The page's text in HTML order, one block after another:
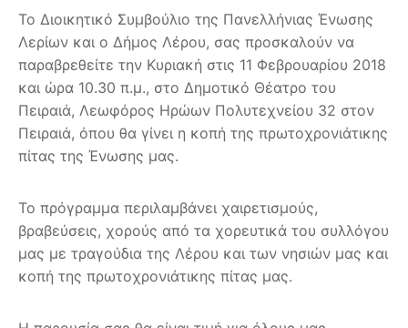
Το Διοικητικό Συμβούλιο της Πανελλήνιας Ένωσης
Λερίων και ο Δήμος Λέρου, σας προσκαλούν να
παραβρεθείτε την Κυριακή στις 11 Φεβρουαρίου 2018
και ώρα 10.30 π.μ., στo Δημοτικό Θέατρο του
Πειραιά, Λεωφόρος Ηρώων Πολυτεχνείου 32 στον
Πειραιά, όπου θα γίνει η κοπή της πρωτοχρονιάτικης
πίτας της Ένωσης μας.
Το πρόγραμμα περιλαμβάνει χαιρετισμούς,
βραβεύσεις, χορούς από τα χορευτικά του συλλόγου
μας με τραγούδια της Λέρου και των νησιών μας και
κοπή της πρωτοχρονιάτικης πίτας μας.